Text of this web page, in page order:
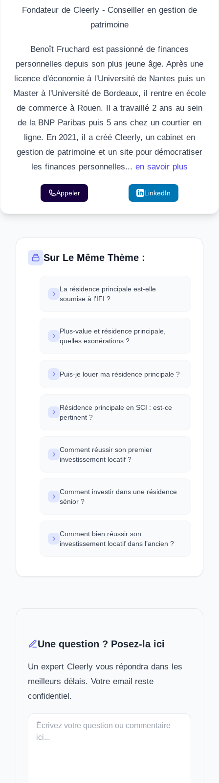
Fondateur de Cleerly - Conseiller en gestion de
patrimoine
Benoît Fruchard est passionné de finances
personnelles depuis son plus jeune âge. Après une
licence d'économie à l'Université de Nantes puis un
Master à l'Université de Bordeaux, il rentre en école
de commerce à Rouen. Il a travaillé 2 ans au sein
de la BNP Paribas puis 5 ans chez un courtier en
ligne. En 2021, il a créé Cleerly, un cabinet en
gestion de patrimoine et un site pour démocratiser
les finances personnelles... en savoir plus
Appeler LinkedIn
Sur Le Même Thème :
La résidence principale est-elle
soumise à l’IFI ?
Plus-value et résidence principale,
quelles exonérations ?
Puis-je louer ma résidence principale ?
Résidence principale en SCI : est-ce
pertinent ?
Comment réussir son premier
investissement locatif ?
Comment investir dans une résidence
sénior ?
Comment bien réussir son
investissement locatif dans l’ancien ?
Une question ? Posez-la ici
Un expert Cleerly vous répondra dans les
meilleurs délais. Votre email reste
confidentiel.
Votre
message